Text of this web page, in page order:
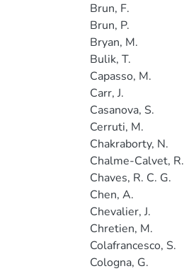
Brun, F.
Brun, P.
Bryan, M.
Bulik, T.
Capasso, M.
Carr, J.
Casanova, S.
Cerruti, M.
Chakraborty, N.
Chalme-Calvet, R.
Chaves, R. C. G.
Chen, A.
Chevalier, J.
Chretien, M.
Colafrancesco, S.
Cologna, G.